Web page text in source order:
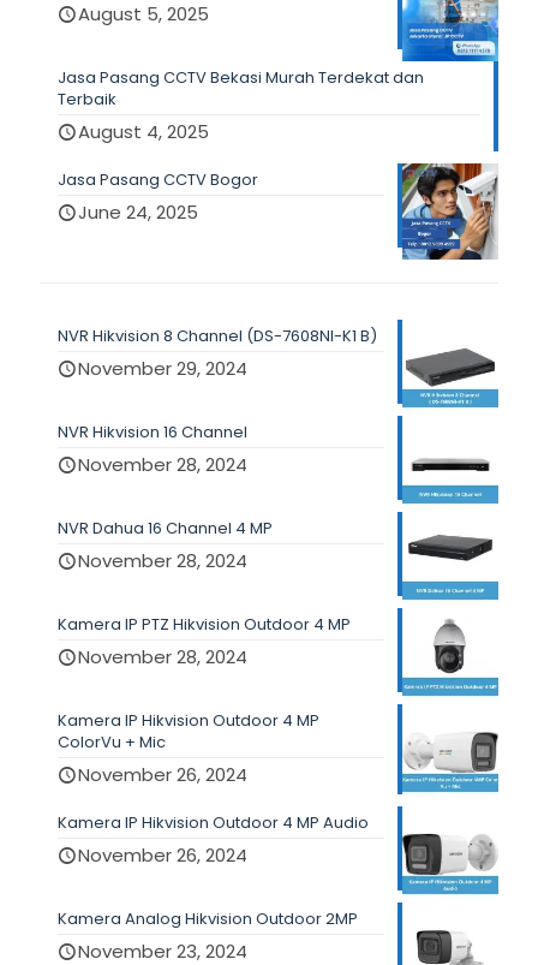
August 5, 2025
Jasa Pasang CCTV Bekasi Murah Terdekat dan
Terbaik
August 4, 2025
Jasa Pasang CCTV Bogor
June 24, 2025
NVR Hikvision 8 Channel (DS-7608NI-K1 B)
November 29, 2024
NVR Hikvision 16 Channel
November 28, 2024
NVR Dahua 16 Channel 4 MP
November 28, 2024
Kamera IP PTZ Hikvision Outdoor 4 MP
November 28, 2024
Kamera IP Hikvision Outdoor 4 MP
ColorVu + Mic
November 26, 2024
Kamera IP Hikvision Outdoor 4 MP Audio
November 26, 2024
Kamera Analog Hikvision Outdoor 2MP
November 23, 2024